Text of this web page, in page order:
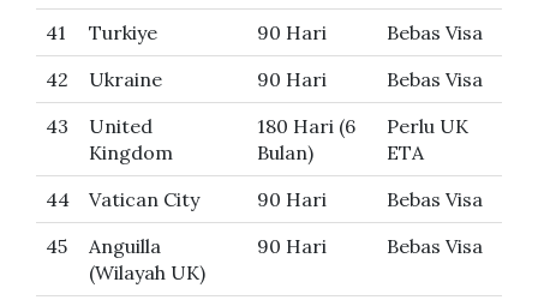
41 Turkiye 90 Hari
Bebas Visa
42
Ukraine 90 Hari
Bebas Visa
43
United
Kingdom
180 Hari (6
Bulan)
Perlu UK
ETA
44
Vatican City 90 Hari
Bebas Visa
45
Anguilla
(Wilayah UK)
90 Hari Bebas Visa